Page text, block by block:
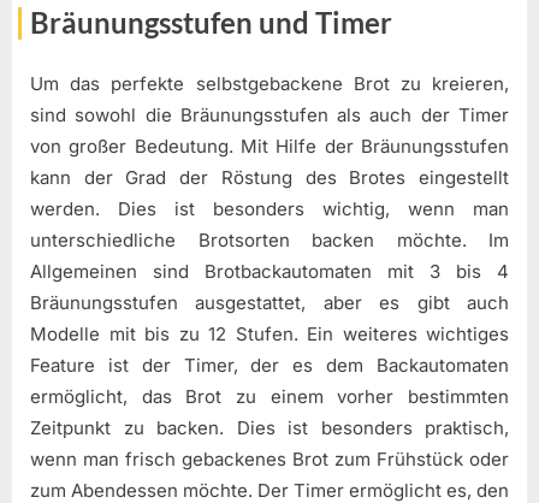
Bräunungsstufen und Timer
Um das perfekte selbstgebackene Brot zu kreieren,
sind sowohl die Bräunungsstufen als auch der Timer
von großer Bedeutung. Mit Hilfe der Bräunungsstufen
kann der Grad der Röstung des Brotes eingestellt
werden. Dies ist besonders wichtig, wenn man
unterschiedliche Brotsorten backen möchte. Im
Allgemeinen sind Brotbackautomaten mit 3 bis 4
Bräunungsstufen ausgestattet, aber es gibt auch
Modelle mit bis zu 12 Stufen. Ein weiteres wichtiges
Feature ist der Timer, der es dem Backautomaten
ermöglicht, das Brot zu einem vorher bestimmten
Zeitpunkt zu backen. Dies ist besonders praktisch,
wenn man frisch gebackenes Brot zum Frühstück oder
zum Abendessen möchte. Der Timer ermöglicht es, den